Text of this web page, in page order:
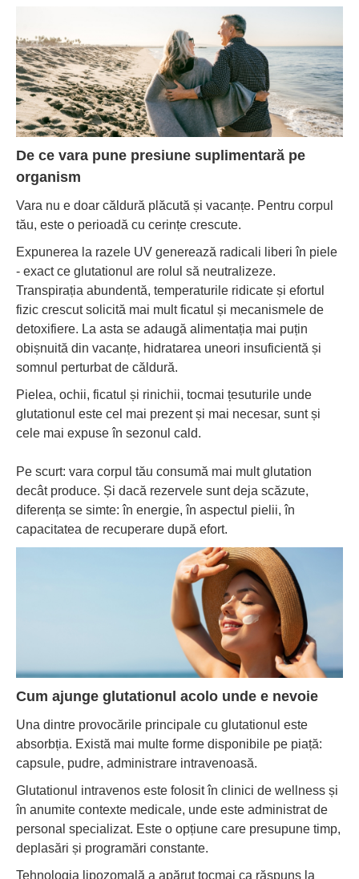
De ce vara pune presiune suplimentară pe
organism
Vara nu e doar căldură plăcută și vacanțe. Pentru corpul
tău, este o perioadă cu cerințe crescute.
Expunerea la razele UV generează radicali liberi în piele
- exact ce glutationul are rolul să neutralizeze.
Transpirația abundentă, temperaturile ridicate și efortul
fizic crescut solicită mai mult ficatul și mecanismele de
detoxifiere. La asta se adaugă alimentația mai puțin
obișnuită din vacanțe, hidratarea uneori insuficientă și
somnul perturbat de căldură.
Pielea, ochii, ficatul și rinichii, tocmai țesuturile unde
glutationul este cel mai prezent și mai necesar, sunt și
cele mai expuse în sezonul cald.
Pe scurt: vara corpul tău consumă mai mult glutation
decât produce. Și dacă rezervele sunt deja scăzute,
diferența se simte: în energie, în aspectul pielii, în
capacitatea de recuperare după efort.
Cum ajunge glutationul acolo unde e nevoie
Una dintre provocările principale cu glutationul este
absorbția. Există mai multe forme disponibile pe piață:
capsule, pudre, administrare intravenoasă.
Glutationul intravenos este folosit în clinici de wellness și
în anumite contexte medicale, unde este administrat de
personal specializat. Este o opțiune care presupune timp,
deplasări și programări constante.
Tehnologia lipozomală a apărut tocmai ca răspuns la